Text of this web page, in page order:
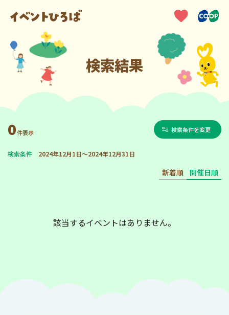
検索結果
0件表示 検索条件を変更
検索条件 2024年12月1日～2024年12月31日
新着順 開催日順
該当するイベントはありません。